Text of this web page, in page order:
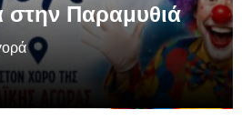
στην Παραμυθιά